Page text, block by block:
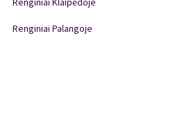
Renginiai Palangoje